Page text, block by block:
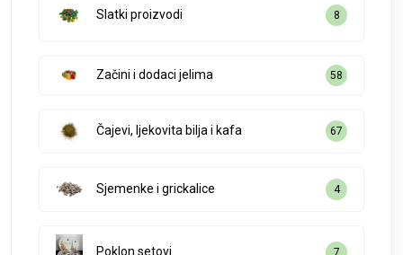
Slatki proizvodi 8
Začini i dodaci jelima 58
Čajevi, ljekovita bilja i kafa 67
Sjemenke i grickalice 4
Poklon setovi 7